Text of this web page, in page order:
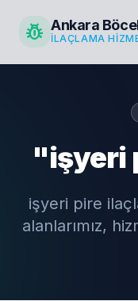
pest_control Ankara
İLAÇLAMA
"işyeri
işyeri pire
alanlarımız,